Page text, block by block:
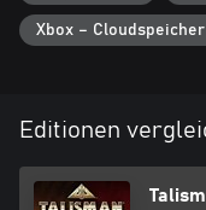
Xbox – Cloudspeicher
Editionen